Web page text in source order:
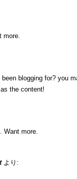
more.
blogging for? you
the content!
Want more.
より: